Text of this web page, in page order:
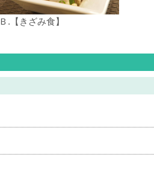
Ｂ.【きざみ食】